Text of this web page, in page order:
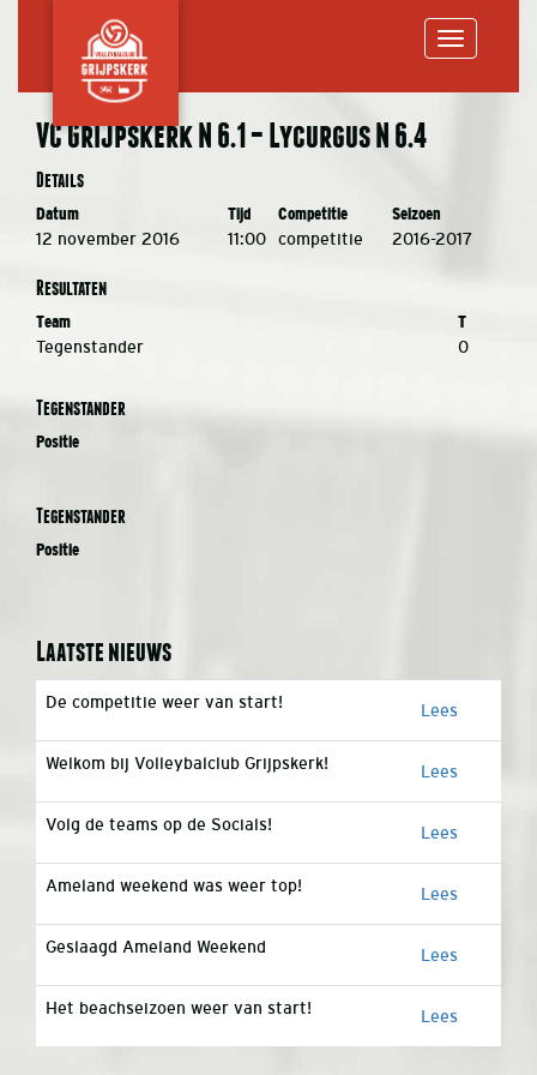
VC Grijpskerk N 6.1 – Lycurgus N 6.4
Details
Datum Tijd Competitie Seizoen
12 november 2016 11:00 competitie 2016-2017
Resultaten
Team T
Tegenstander 0
Tegenstander
Positie
Tegenstander
Positie
Laatste nieuws
De competitie weer van start! Lees
Welkom bij Volleybalclub Grijpskerk! Lees
Volg de teams op de Socials! Lees
Ameland weekend was weer top! Lees
Geslaagd Ameland Weekend Lees
Het beachseizoen weer van start! Lees